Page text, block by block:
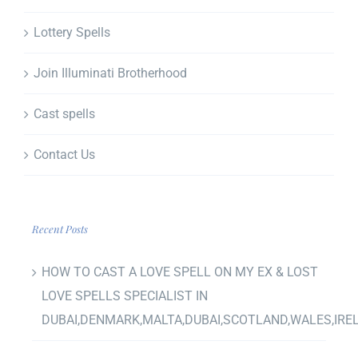
Lottery Spells
Join Illuminati Brotherhood
Cast spells
Contact Us
Recent Posts
HOW TO CAST A LOVE SPELL ON MY EX & LOST
LOVE SPELLS SPECIALIST IN